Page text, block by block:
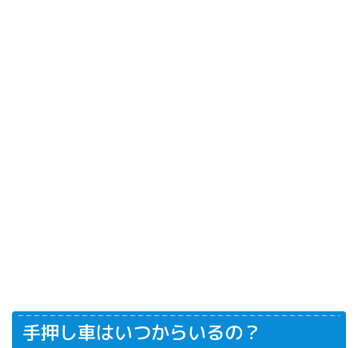
手押し車はいつからいるの？